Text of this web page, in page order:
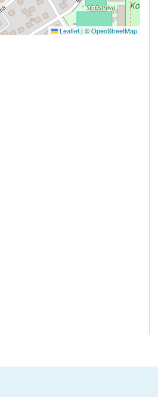
Leaflet | ©OpenStreetMap